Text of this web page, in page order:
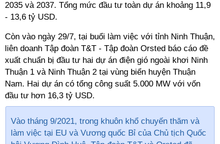
2035 và 2037. Tổng mức đầu tư toàn dự án khoảng 11,9
- 13,6 tỷ USD.
Còn vào ngày 29/7, tại buổi làm việc với tỉnh Ninh Thuận,
liên doanh Tập đoàn T&T - Tập đoàn Orsted báo cáo đề
xuất chuẩn bị đầu tư hai dự án điện gió ngoài khơi Ninh
Thuận 1 và Ninh Thuận 2 tại vùng biển huyện Thuận
Nam. Hai dự án có tổng công suất 5.000 MW với vốn
đầu tư hơn 16,3 tỷ USD.
Vào tháng 9/2021, trong khuôn khổ chuyến thăm và
làm việc tại EU và Vương quốc Bỉ của Chủ tịch Quốc